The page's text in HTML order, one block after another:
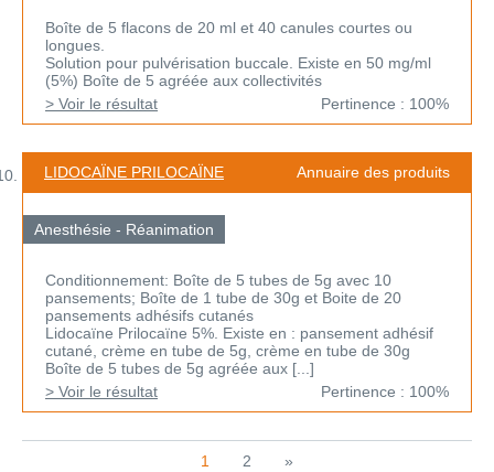
Boîte de 5 flacons de 20 ml et 40 canules courtes ou
longues.
Solution pour pulvérisation buccale. Existe en 50 mg/ml
(5%) Boîte de 5 agréée aux collectivités
> Voir le résultat
Pertinence : 100%
LIDOCAÏNE PRILOCAÏNE Annuaire des produits
Anesthésie - Réanimation
Conditionnement: Boîte de 5 tubes de 5g avec 10
pansements; Boîte de 1 tube de 30g et Boite de 20
pansements adhésifs cutanés
Lidocaïne Prilocaïne 5%. Existe en : pansement adhésif
cutané, crème en tube de 5g, crème en tube de 30g
Boîte de 5 tubes de 5g agréée aux [...]
> Voir le résultat
Pertinence : 100%
1 2 »